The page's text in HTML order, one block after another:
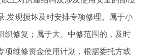
,发现损坏及时安排专项修理。属于小
织修复；属于大、中修范围的，及时
项维修资金使用计划，根据委托方或